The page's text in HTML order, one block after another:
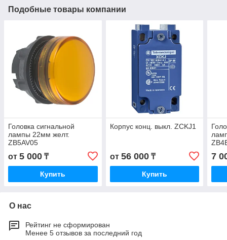
Подобные товары компании
Головка сигнальной
лампы 22мм желт.
ZB5AV05
от 5 000 ₸
Купить
Корпус конц. выкл. ZCKJ1
от 56 000₸
Купить
7
О нас
Рейтинг не сформирован
Менее 5 отзывов за последний год